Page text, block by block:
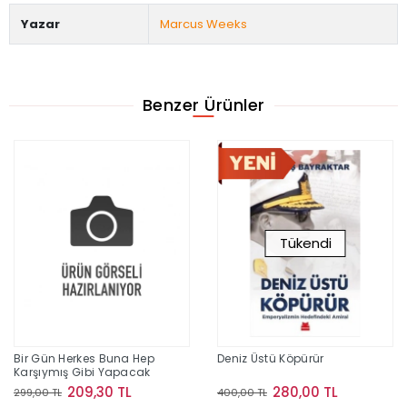
Yazar Marcus Weeks
Benzer Ürünler
Bir Gün Herkes Buna Hep
Karşıymış Gibi Yapacak
299,00 TL 209,30 TL
Tükendi
Deniz Üstü Köpürür
400,00 TL 280,00 TL